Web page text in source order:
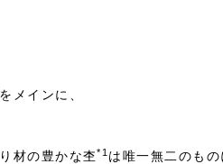
メインに、
材の豊かな杢*1 は唯一無二のも